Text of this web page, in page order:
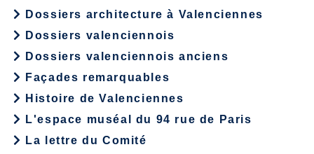
Dossiers architecture à Valenciennes
Dossiers valenciennois
Dossiers valenciennois anciens
Façades remarquables
Histoire de Valenciennes
L'espace muséal du 94 rue de Paris
La lettre du Comité